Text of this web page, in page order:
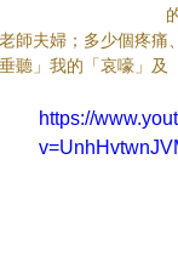
師夫婦；多少個疼
聽」我的「哀嚎」及
https://